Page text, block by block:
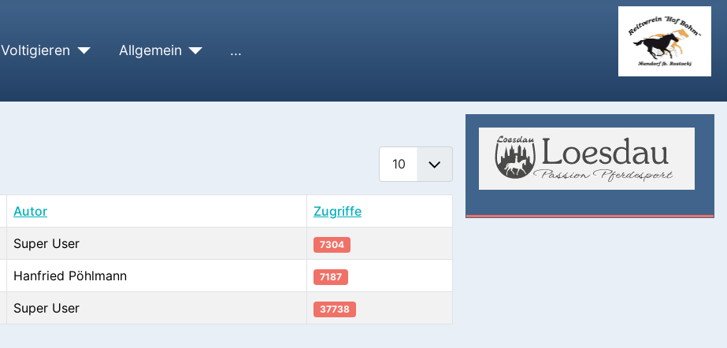
Voltigieren Allgemein ...
Autor Zugriffe
Super User 7304
Hanfried Pöhlmann 7187
Super User 37738